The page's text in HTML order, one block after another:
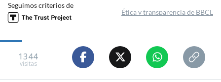
Seguimos criterios de
Ética y transparencia de BBCL
1344
visitas